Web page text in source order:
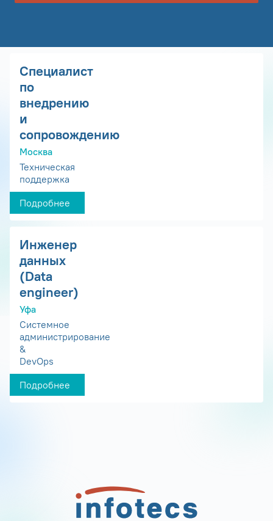
Специалист
по
внедрению
и
сопровождению
Москва
Техническая
поддержка
Подробнее
Инженер
данных
(Data
engineer)
Уфа
Системное
администрирование
&
DevOps
Подробнее